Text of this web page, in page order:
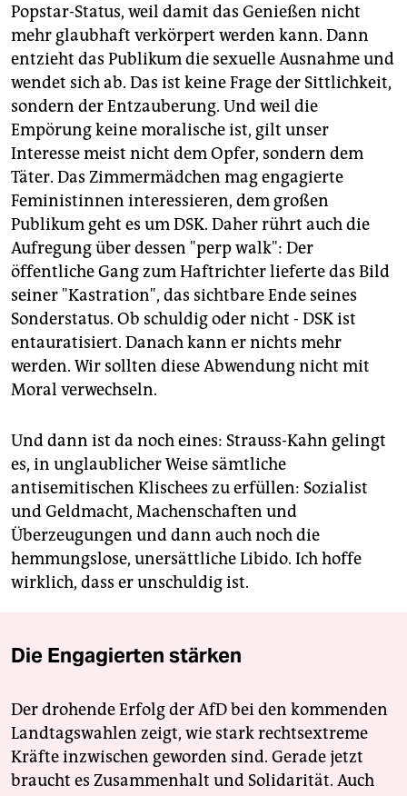
Popstar-Status, weil damit das Genießen nicht
mehr glaubhaft verkörpert werden kann. Dann
entzieht das Publikum die sexuelle Ausnahme und
wendet sich ab. Das ist keine Frage der Sittlichkeit,
sondern der Entzauberung. Und weil die
Empörung keine moralische ist, gilt unser
Interesse meist nicht dem Opfer, sondern dem
Täter. Das Zimmermädchen mag engagierte
Feministinnen interessieren, dem großen
Publikum geht es um DSK. Daher rührt auch die
Aufregung über dessen "perp walk": Der
öffentliche Gang zum Haftrichter lieferte das Bild
seiner "Kastration", das sichtbare Ende seines
Sonderstatus. Ob schuldig oder nicht - DSK ist
entauratisiert. Danach kann er nichts mehr
werden. Wir sollten diese Abwendung nicht mit
Moral verwechseln.
Und dann ist da noch eines: Strauss-Kahn gelingt
es, in unglaublicher Weise sämtliche
antisemitischen Klischees zu erfüllen: Sozialist
und Geldmacht, Machenschaften und
Überzeugungen und dann auch noch die
hemmungslose, unersättliche Libido. Ich hoffe
wirklich, dass er unschuldig ist.
Die Engagierten stärken
Der drohende Erfolg der AfD bei den kommenden
Landtagswahlen zeigt, wie stark rechtsextreme
Kräfte inzwischen geworden sind. Gerade jetzt
braucht es Zusammenhalt und Solidarität. Auch